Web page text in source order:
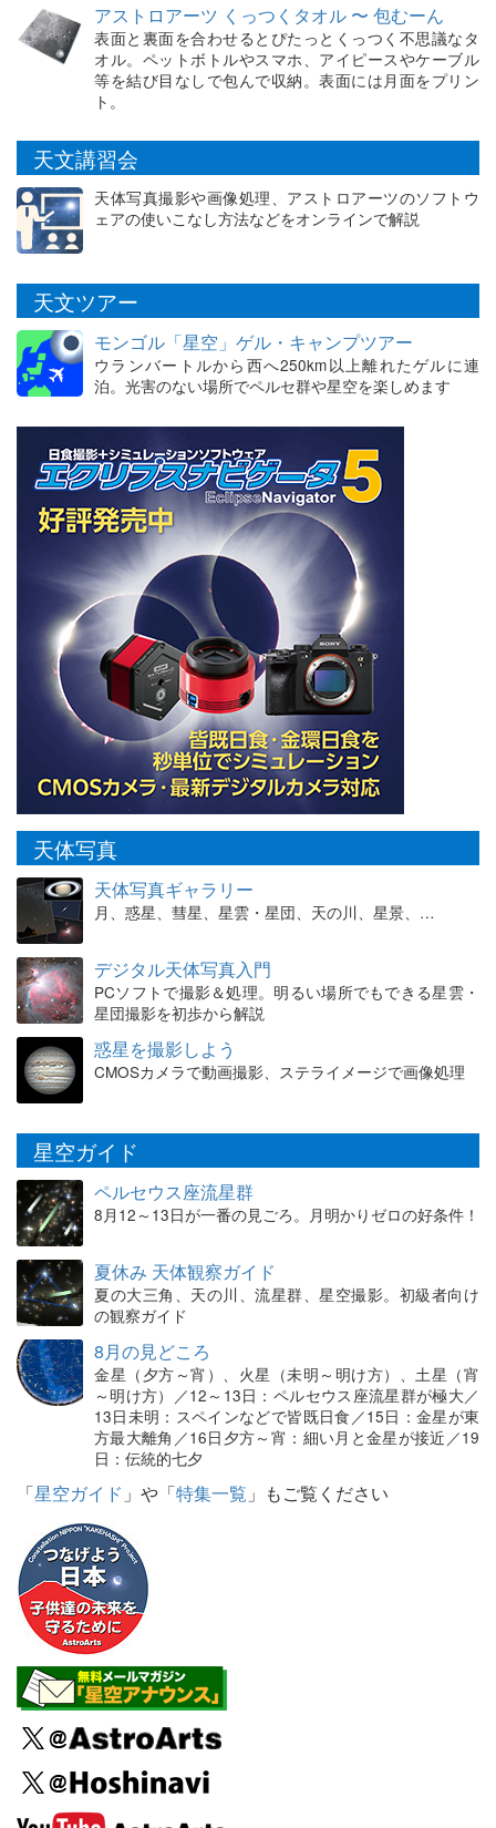
アストロアーツ くっつくタオル 〜 包むーん
表面と裏面を合わせるとぴたっとくっつく不思議なタ
オル。ペットボトルやスマホ、アイピースやケーブル
等を結び目なしで包んで収納。表面には月面をプリン
ト。
天文講習会
天体写真撮影や画像処理、アストロアーツのソフトウ
ェアの使いこなし方法などをオンラインで解説
天文ツアー
モンゴル「星空」ゲル・キャンプツアー
ウランバートルから西へ250km以上離れたゲルに連
泊。光害のない場所でペルセ群や星空を楽しめます
天体写真
天体写真ギャラリー
月、惑星、彗星、星雲・星団、天の川、星景、…
デジタル天体写真入門
PCソフトで撮影＆処理。明るい場所でもできる星雲・
星団撮影を初歩から解説
惑星を撮影しよう
CMOSカメラで動画撮影、ステライメージで画像処理
星空ガイド
ペルセウス座流星群
8月12～13日が一番の見ごろ。月明かりゼロの好条件！
夏休み 天体観察ガイド
夏の大三角、天の川、流星群、星空撮影。初級者向け
の観察ガイド
8月の見どころ
金星（夕方～宵）、火星（未明～明け方）、土星（宵
～明け方）／12～13日：ペルセウス座流星群が極大／
13日未明：スペインなどで皆既日食／15日：金星が東
方最大離角／16日夕方～宵：細い月と金星が接近／19
日：伝統的七夕
「星空ガイド 」や「特集一覧 」もご覧ください